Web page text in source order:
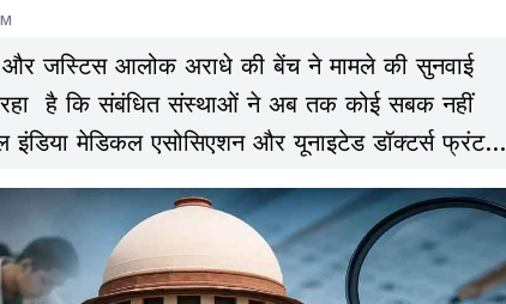
और जस्टिस आलोक अराधे की बेंच ने मामले की सुनवाई
रहा है कि संबंधित संस्थाओं ने अब तक कोई सबक नहीं
मेडिकल एसोसिएशन और यूनाइटेड डॉक्टर्स फ्रंट ने
आदि महत्वपूर्ण परीक्षाओं के लिए एक स्वतंत्र और